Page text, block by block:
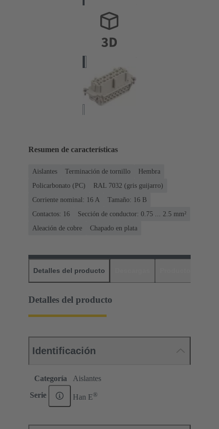
Resumen de características
Aislantes Terminación de tornillo
Hembra
Policarbonato (PC)
RAL 7032 (gris guijarro)
Corriente nominal: ‌16 A
Tamaño: 16 B
Contactos: 16
Sección de conductor: 0.75 ... 2.5 mm²
Aleación de cobre
Chapado en plata
Detalles del producto
Detalles del producto
Identificación
Categoría Aislantes
Serie Han E®